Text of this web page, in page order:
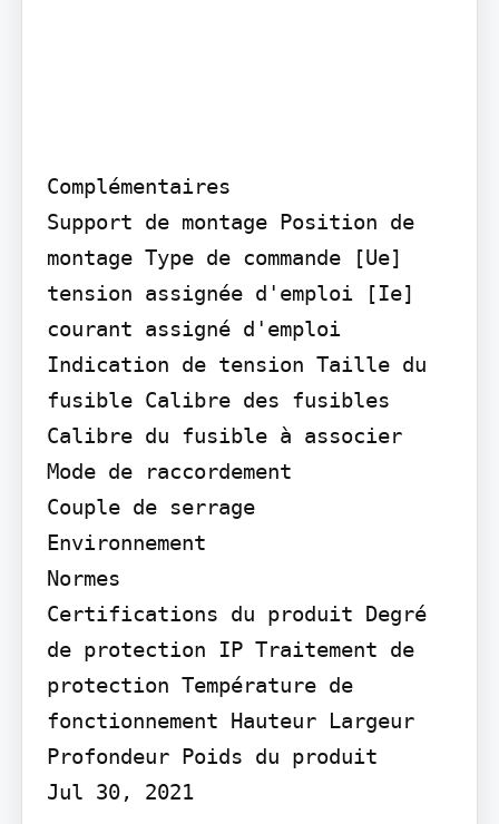
Complémentaires
Support de montage Position de
montage Type de commande [Ue]
tension assignée d'emploi [Ie]
courant assigné d'emploi
Indication de tension Taille du
fusible Calibre des fusibles
Calibre du fusible à associer
Mode de raccordement
Couple de serrage
Environnement
Normes
Certifications du produit Degré
de protection IP Traitement de
protection Température de
fonctionnement Hauteur Largeur
Profondeur Poids du produit
Jul 30, 2021